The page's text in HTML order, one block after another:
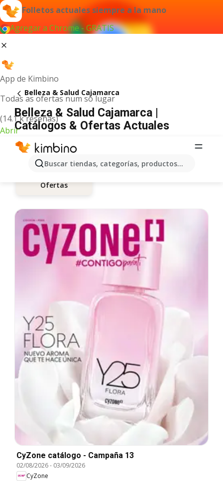
Folletos actuales siempre a la mano
Agregar a Chrome - GRATIS
App de Kimbino
Todas as ofertas num só lugar
(14.1 k reseñas)
Abrir
Buscar tiendas, categorías, productos...
Belleza & Salud Cajamarca
Belleza & Salud Cajamarca |
Catálogos & Ofertas Actuales
Ofertas
CyZone catálogo - Campaña 13
02/08/2026- 03/09/2026
CyZone